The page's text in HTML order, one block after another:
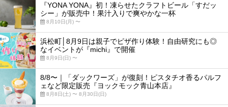
『YONA YONA』初！凍らせたクラフトビール「すだッ
シー」が販売中！果汁入りで爽やかな一杯
8月10日(月) 〜
浜松町│8月9日は親子でピザ作り体験！自由研究にも◎
なイベントが『michi』で開催
8月9日(日) 〜
8/8〜｜「ダックワーズ」が復刻！ピスタチオ香るパルフ
ェなど限定販売『ヨックモック青山本店』
8月8日(土) 〜 8月30日(日)